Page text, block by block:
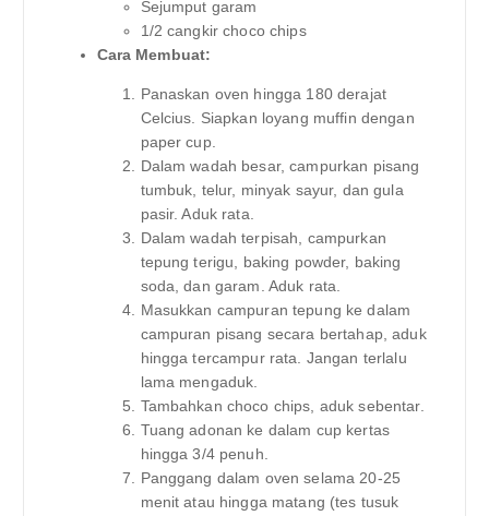
Sejumput garam
1/2 cangkir choco chips
Cara Membuat:
Panaskan oven hingga 180 derajat
Celcius. Siapkan loyang muffin dengan
paper cup.
Dalam wadah besar, campurkan pisang
tumbuk, telur, minyak sayur, dan gula
pasir. Aduk rata.
Dalam wadah terpisah, campurkan
tepung terigu, baking powder, baking
soda, dan garam. Aduk rata.
Masukkan campuran tepung ke dalam
campuran pisang secara bertahap, aduk
hingga tercampur rata. Jangan terlalu
lama mengaduk.
Tambahkan choco chips, aduk sebentar.
Tuang adonan ke dalam cup kertas
hingga 3/4 penuh.
Panggang dalam oven selama 20-25
menit atau hingga matang (tes tusuk